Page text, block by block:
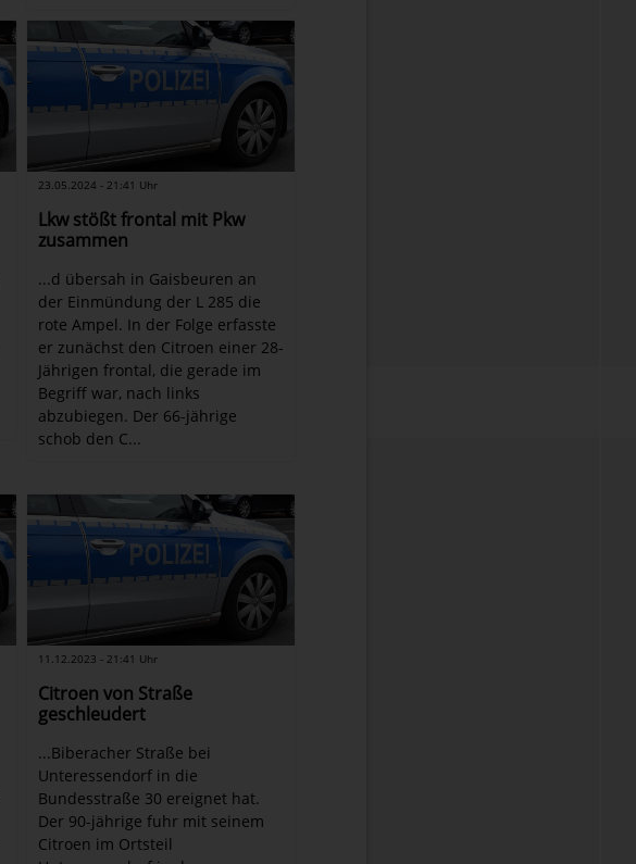
23.05.2024 - 21:41 Uhr
Lkw stößt frontal mit Pkw
zusammen
...d übersah in Gaisbeuren an
der Einmündung der L 285 die
rote Ampel. In der Folge erfasste
er zunächst den Citroen einer 28-
Jährigen frontal, die gerade im
Begriff war, nach links
abzubiegen. Der 66-jährige
schob den C...
11.12.2023 - 21:41 Uhr
Citroen von Straße
geschleudert
...Biberacher Straße bei
Unteressendorf in die
Bundesstraße 30 ereignet hat.
Der 90-jährige fuhr mit seinem
Citroen im Ortsteil